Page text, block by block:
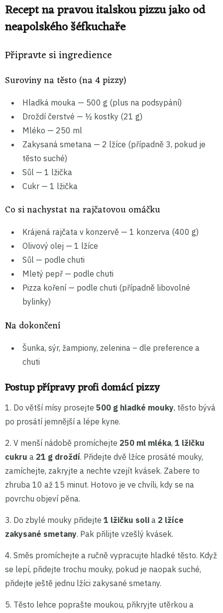
Recept na pravou italskou pizzu jako od
neapolského šéfkuchaře
Připravte si ingredience
Suroviny na těsto (na 4 pizzy)
Hladká mouka — 500 g (plus na podsypání)
Droždí čerstvé — ½ kostky (21 g)
Mléko — 250 ml
Zakysaná smetana — 2 lžíce (případně 3, pokud je
těsto suché)
Sůl — 1 lžička
Cukr — 1 lžička
Co si nachystat na rajčatovou omáčku
Krájená rajčata v konzervě — 1 konzerva (400 g)
Olivový olej — 1 lžíce
Sůl — podle chuti
Mletý pepř — podle chuti
Pizza koření — podle chuti (případně libovolné
bylinky)
Na dokončení
Šunka, sýr, žampiony, zelenina – dle preference a
chuti
Postup přípravy profi domácí pizzy
1. Do větší mísy prosejte 500 g hladké mouky, těsto bývá
po prosátí jemnější a lépe kyne.
2. V menší nádobě promíchejte 250 ml mléka, 1 lžičku
cukru a 21 g droždí. Přidejte dvě lžíce prosáté mouky,
zamíchejte, zakryjte a nechte vzejít kvásek. Zabere to
zhruba 10 až 15 minut. Hotovo je ve chvíli, kdy se na
povrchu objeví pěna.
3. Do zbylé mouky přidejte 1 lžičku soli a 2 lžíce
zakysané smetany. Pak přilijte vzešlý kvásek.
4. Směs promíchejte a ručně vypracujte hladké těsto. Když
se lepí, přidejte trochu mouky, pokud je naopak suché,
přidejte ještě jednu lžíci zakysané smetany.
5. Těsto lehce poprašte moukou, přikryjte utěrkou a